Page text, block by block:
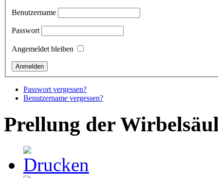
Benutzername
Passwort
Angemeldet bleiben
Passwort vergessen?
Benutzername vergessen?
Prellung der